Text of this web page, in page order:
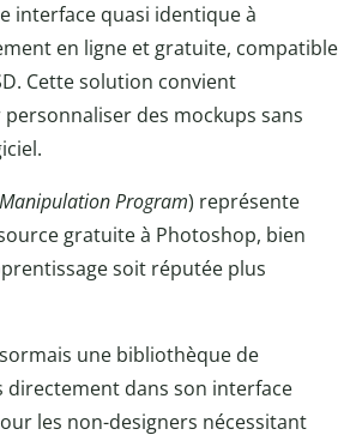
interface quasi identique à
en ligne et gratuite, compatible
Cette solution convient
des mockups sans
Program) représente
gratuite à Photoshop, bien
soit réputée plus
une bibliothèque de
directement dans son interface
les non-designers nécessitant